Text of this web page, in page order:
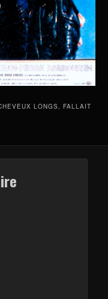
LONGS, FALLAIT